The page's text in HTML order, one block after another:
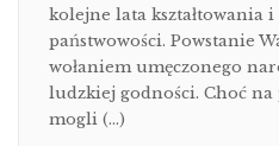
kolejne lata kształtowania
państwowości. Powstanie
wołaniem umęczonego
ludzkiej godności. Choć na
mogli (…)